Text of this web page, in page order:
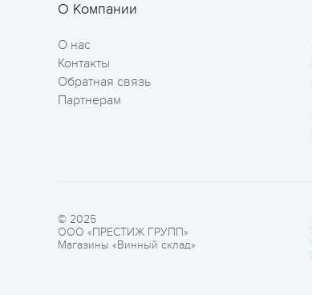
О Компании
О нас
Контакты
Обратная связь
Партнерам
© 2025
ООО «ПРЕСТИЖ ГРУПП»
Магазины «Винный склад»